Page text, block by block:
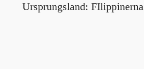
Ursprungsland: FIlippinerna